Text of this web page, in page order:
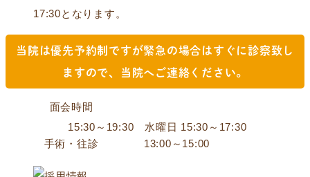
17:30となります。
当院は優先予約制ですが緊急の場合はすぐに診察致し
ますので、当院へご連絡ください。
面会時間
15:30～19:30 水曜日 15:30～17:30
手術・往診
13:00～15:00